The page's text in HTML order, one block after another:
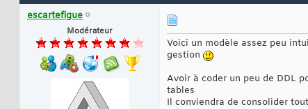
escartefigue
Modérateur
Voici un modèle assez peu
gestion
Avoir à coder un peu de DDL
tables
Il conviendra de consolider